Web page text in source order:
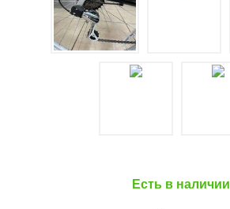
Есть в наличии